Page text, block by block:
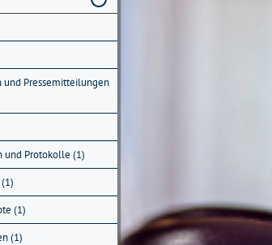
Pressemitteilungen
und Protokolle (1)
(1)
(1)